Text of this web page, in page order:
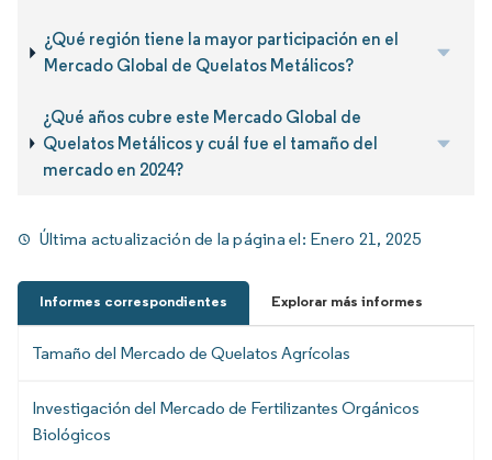
¿Qué región tiene la mayor participación en el
Mercado Global de Quelatos Metálicos?
¿Qué años cubre este Mercado Global de
Quelatos Metálicos y cuál fue el tamaño del
mercado en 2024?
Última actualización de la página el: Enero 21, 2025
Informes correspondientes Explorar más informes
Tamaño del Mercado de Quelatos Agrícolas
Investigación del Mercado de Fertilizantes Orgánicos
Biológicos